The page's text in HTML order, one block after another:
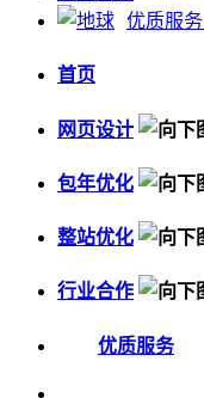
优质服务
首页
网页设计
包年优化
整站优化
行业合作
优质服务